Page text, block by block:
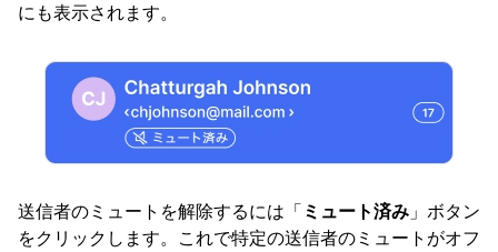
にも表示されます。
送信者のミュートを解除するには「 ミュート済み 」ボタン
をクリックします。これで特定の送信者のミュートがオフ